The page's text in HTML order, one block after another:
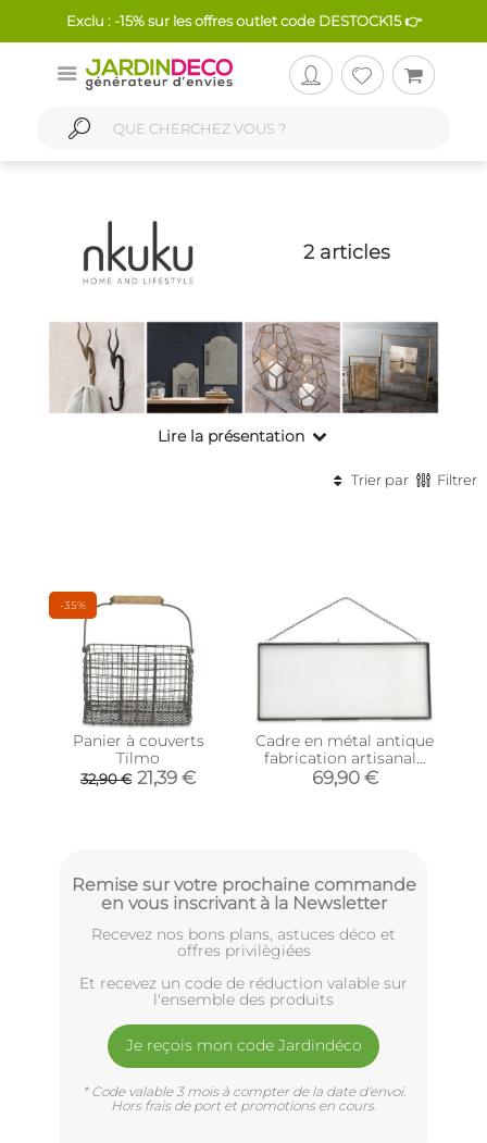
Exclu : -15% sur les offres outlet code DESTOCK15 👉
2 articles
Lire la présentation
Trier par Filtrer
-35%
Panier à couverts
Tilmo
32,90 € 21,39 €
Cadre en métal antique
fabrication artisanale
Kiko
69,90 €
Remise sur votre prochaine commande
en vous inscrivant à la Newsletter
Recevez nos bons plans, astuces déco et
offres privilègiées
Et recevez un code de réduction valable sur
l'ensemble des produits
Je reçois mon code Jardindéco
* Code valable 3 mois à compter de la date d'envoi.
Hors frais de port et promotions en cours.